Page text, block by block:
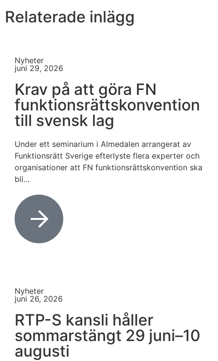
Relaterade inlägg
Nyheter
juni 29, 2026
Krav på att göra FN
funktionsrättskonvention
till svensk lag
Under ett seminarium i Almedalen arrangerat av
Funktionsrätt Sverige efterlyste flera experter och
organisationer att FN funktionsrättskonvention ska
bli…
Nyheter
juni 26, 2026
RTP-S kansli håller
sommarstängt 29 juni–10
augusti